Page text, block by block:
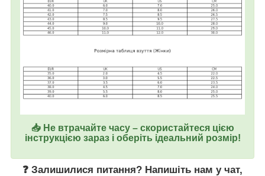
📥 Не втрачайте часу – скористайтеся цією
інструкцією зараз і оберіть ідеальний розмір!
❓ Залишилися питання? Напишіть нам у чат,